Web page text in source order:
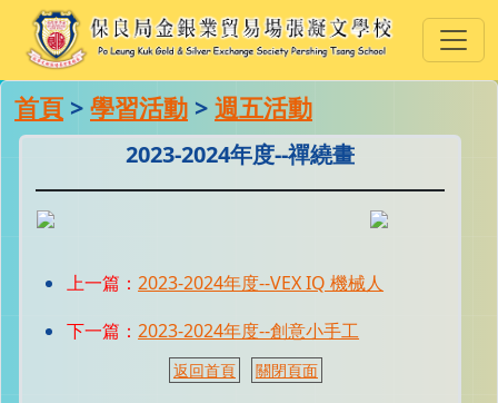
首頁 > 學習活動 > 週五活動
2023-2024年度--禪繞畫
上一篇：2023-2024年度--VEX IQ 機械人
下一篇：2023-2024年度--創意小手工
返回首頁 關閉頁面